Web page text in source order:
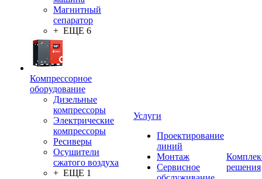
Магнитный
сепаратор
+ ЕЩЕ 6
Компрессорное
оборудование
Дизельные
компрессоры
Электрические
компрессоры
Ресиверы
Осушители
сжатого воздуха
+ ЕЩЕ 1
Услуги
Проектирование
линий
Монтаж
Сервисное
решения